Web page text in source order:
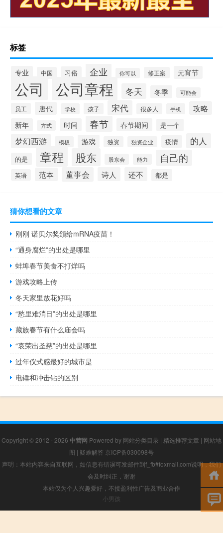
标签
专业 中国 习俗 企业 你可以 修正案 元宵节
公司 公司章程 冬天 冬季 可能会
员工 唐代 学校 孩子 宋代 很多人 手机 攻略
新年 方式 时间 春节 春节期间 是一个
梦幻西游 模板 游戏 独资 独资企业 疫情 的人
的是 章程 股东 股东会 能力 自己的
英语 范本 董事会 诗人 还不 都是
猜你想看的文章
刚刚 诺贝尔奖颁给mRNA疫苗！
“通身腐烂”的出处是哪里
蚌埠春节美食不打烊吗
游戏攻略上传
冬天家里放花好吗
“愁里难消日”的出处是哪里
藏族春节有什么庙会吗
“哀荣出圣慈”的出处是哪里
过年仪式感最好的城市是
电锤和冲击钻的区别
Copyright © 2012 - 2026 中营网 Powered by 网站分类目录 | 精选推荐文章 | 网站地
图 | 疑难解答 京ICP备030098号
声明：本站内容来自互联网，如信息有错误可发邮件到f_fb#foxmail.com说明，我们
会及时纠正，谢谢
本站仅为个人兴趣爱好，不接盈利性广告及商业合作
小男孩